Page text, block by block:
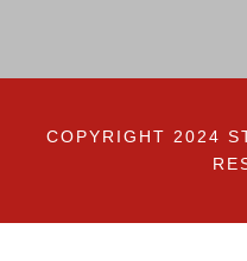
COPYRIGHT 2024